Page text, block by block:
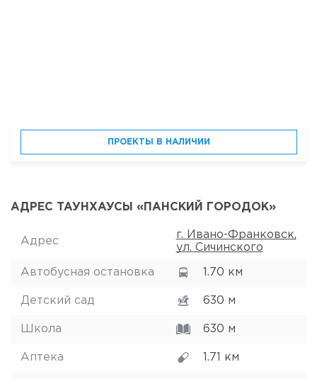
ПРОЕКТЫ В НАЛИЧИИ
АДРЕС ТАУНХАУСЫ «ПАНСКИЙ ГОРОДОК»
Адрес
г. Ивано-Франковск,
ул. Сичинского
Автобусная остановка 1.70 км
Детский сад 630 м
Школа 630 м
Аптека 1.71 км